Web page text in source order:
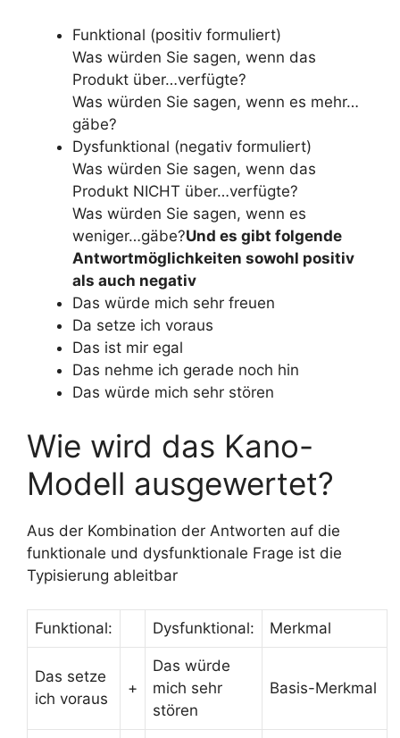
Funktional (positiv formuliert)
Was würden Sie sagen, wenn das
Produkt über…verfügte?
Was würden Sie sagen, wenn es mehr…
gäbe?
Dysfunktional (negativ formuliert)
Was würden Sie sagen, wenn das
Produkt NICHT über…verfügte?
Was würden Sie sagen, wenn es
weniger…gäbe?Und es gibt folgende
Antwortmöglichkeiten sowohl positiv
als auch negativ
Das würde mich sehr freuen
Da setze ich voraus
Das ist mir egal
Das nehme ich gerade noch hin
Das würde mich sehr stören
Wie wird das Kano-
Modell ausgewertet?
Aus der Kombination der Antworten auf die
funktionale und dysfunktionale Frage ist die
Typisierung ableitbar
Funktional: Dysfunktional: Merkmal
Das setze
ich voraus
+
Das würde
mich sehr
stören
Basis-Merkmal